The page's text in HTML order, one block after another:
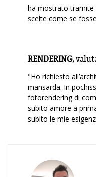
ha mostrato
scelte come se
RENDERING,
"Ho richiesto
mansarda. In
fotorendering di
subito amore a
subito le mie